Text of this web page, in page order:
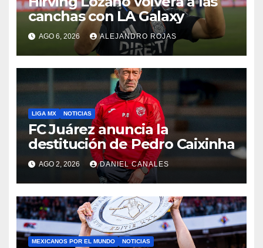
canchas con LA Galaxy
AGO 6, 2026 ALEJANDRO ROJAS
LIGA MX NOTICIAS
FC Juárez anuncia la
destitución de Pedro Caixinha
AGO 2, 2026 DANIEL CANALES
MEXICANOS POR EL MUNDO NOTICIAS